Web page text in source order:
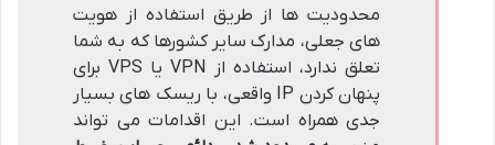
محدودیت ها از طریق استفاده از هویت
های جعلی، مدارک سایر کشورها که به شما
تعلق ندارد، استفاده از VPN یا VPS برای
پنهان کردن IP واقعی، با ریسک های بسیار
جدی همراه است. این اقدامات می تواند